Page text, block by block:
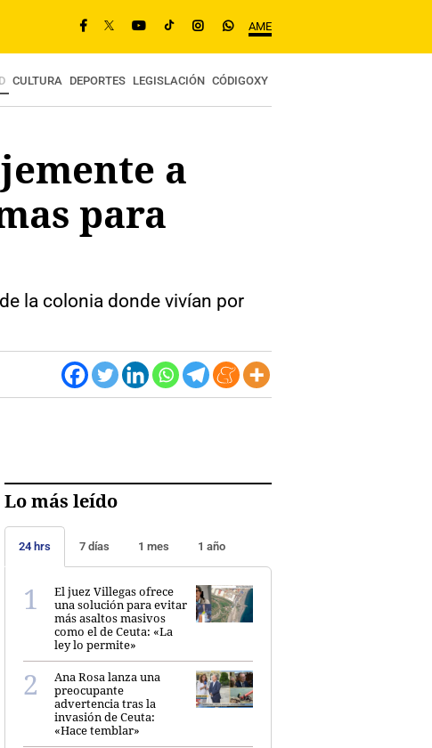
AME
CULTURA DEPORTES LEGISLACIÓN CÓDIGOXY
a
para
la colonia donde vivían por
Lo más leído
24 hrs 7 días 1 mes 1 año
El juez Villegas ofrece
una solución para evitar
más asaltos masivos
como el de Ceuta: «La
ley lo permite»
Ana Rosa lanza una
preocupante
advertencia tras la
invasión de Ceuta:
«Hace temblar»